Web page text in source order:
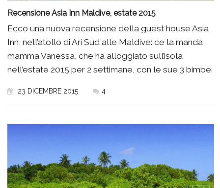
Recensione Asia Inn Maldive, estate 2015
Ecco una nuova recensione della guest house Asia
Inn, nell’atollo di Ari Sud alle Maldive: ce la manda
mamma Vanessa, che ha alloggiato sull’isola
nell’estate 2015 per 2 settimane, con le sue 3 bimbe.
23 DICEMBRE 2015 4